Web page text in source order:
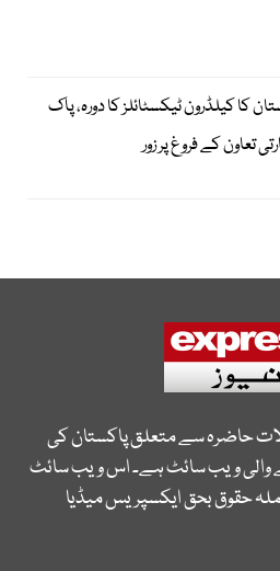
کا کیلڈرون ٹیکسٹائلز کا دورہ، پاک
تعاون کے فروغ پر زور
حاضرہ سے متعلق پاکستان کی
والی ویب سائٹ ہے۔ اس ویب سائٹ
حقوق بحق ایکسپریس میڈیا